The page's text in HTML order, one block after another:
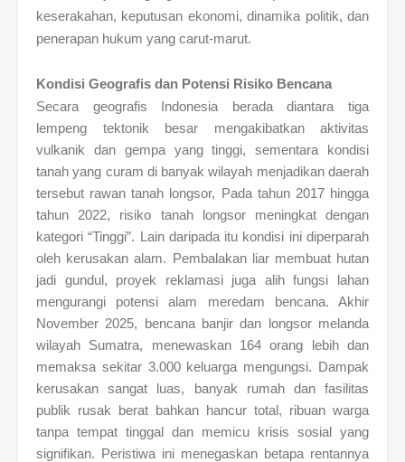
keserakahan, keputusan ekonomi, dinamika politik, dan
penerapan hukum yang carut-marut.
Kondisi Geografis dan Potensi Risiko Bencana
Secara geografis Indonesia berada diantara tiga
lempeng tektonik besar mengakibatkan aktivitas
vulkanik dan gempa yang tinggi, sementara kondisi
tanah yang curam di banyak wilayah menjadikan daerah
tersebut rawan tanah longsor, Pada tahun 2017 hingga
tahun 2022, risiko tanah longsor meningkat dengan
kategori “Tinggi”. Lain daripada itu kondisi ini diperparah
oleh kerusakan alam. Pembalakan liar membuat hutan
jadi gundul, proyek reklamasi juga alih fungsi lahan
mengurangi potensi alam meredam bencana. Akhir
November 2025, bencana banjir dan longsor melanda
wilayah Sumatra, menewaskan 164 orang lebih dan
memaksa sekitar 3.000 keluarga mengungsi. Dampak
kerusakan sangat luas, banyak rumah dan fasilitas
publik rusak berat bahkan hancur total, ribuan warga
tanpa tempat tinggal dan memicu krisis sosial yang
signifikan. Peristiwa ini menegaskan betapa rentannya